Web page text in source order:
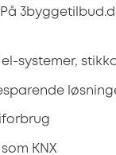
systemer,
KNX